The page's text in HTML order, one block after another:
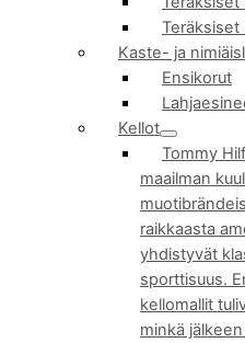
Kaste- ja
Ensikorut
Kellot
Tommy
maailman
raikkaasta
yhdistyvät
sporttisuus.
kellomallit
minkä